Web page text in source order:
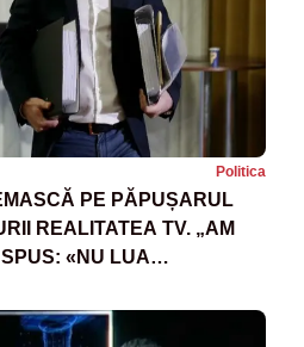
Politica
PE PĂPUȘARUL
REALITATEA TV. „AM
«NU LUA
CU EA»”